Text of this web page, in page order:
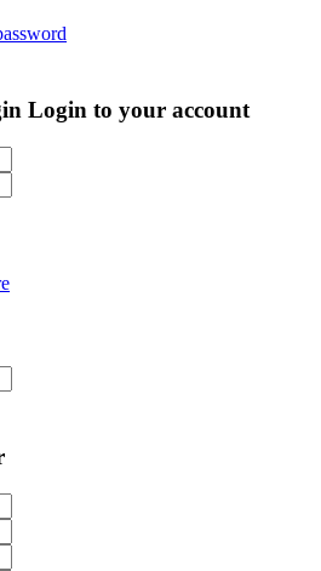
Login to your account